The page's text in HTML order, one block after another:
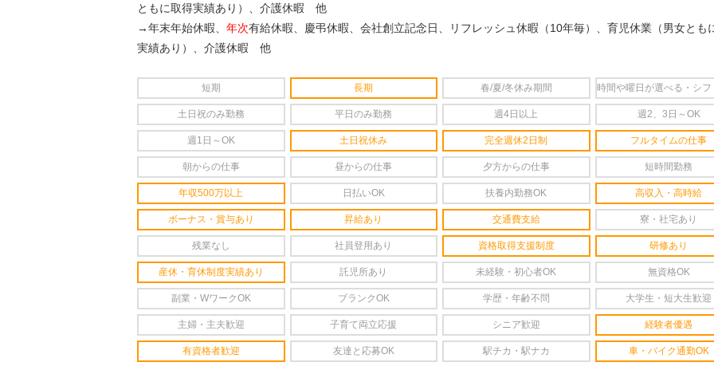
ともに取得実績あり）、介護休暇 他
→年末年始休暇、 年次有給休暇、慶弔休暇、会社創立記念日、リフレッシュ休暇（10年毎）、育児休業（男女とも
実績あり）、介護休暇 他
短期 長期 春/夏/冬休み期間 時間や曜日が選べる・シ
土日祝のみ勤務 平日のみ勤務 週4日以上 週2、3日～OK
週1日～OK 土日祝休み 完全週休2日制 フルタイムの仕事
朝からの仕事 昼からの仕事 夕方からの仕事 短時間勤務
年収500万以上 日払いOK 扶養内勤務OK 高収入・高時給
ボーナス・賞与あり 昇給あり 交通費支給 寮・社宅あり
残業なし 社員登用あり 資格取得支援制度 研修あり
産休・育休制度実績あり 託児所あり 未経験・初心者OK 無資格OK
副業・WワークOK ブランクOK 学歴・年齢不問 大学生・短大生歓迎
主婦・主夫歓迎 子育て両立応援 シニア歓迎 経験者優遇
有資格者歓迎 友達と応募OK 駅チカ・駅ナカ 車・バイク通勤OK